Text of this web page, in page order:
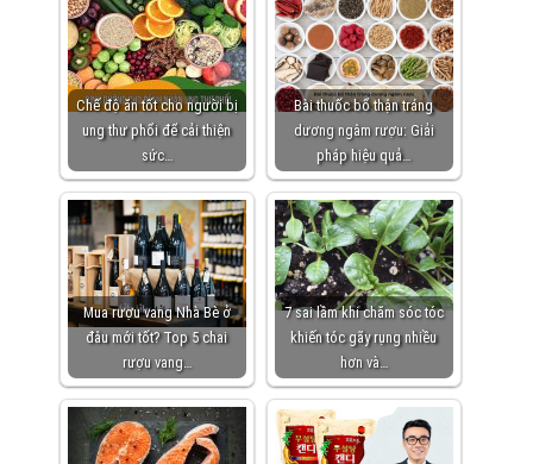
Chế độ ăn tốt cho người bị
ung thư phổi để cải thiện
sức…
Bài thuốc bổ thận tráng
dương ngâm rượu: Giải
pháp hiệu quả…
Mua rượu vang Nhà Bè ở
đâu mới tốt? Top 5 chai
rượu vang…
7 sai lầm khi chăm sóc tóc
khiến tóc gãy rụng nhiều
hơn và…